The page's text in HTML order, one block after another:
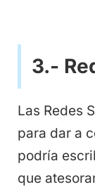
3.-
Las Redes
para dar a
podría
que